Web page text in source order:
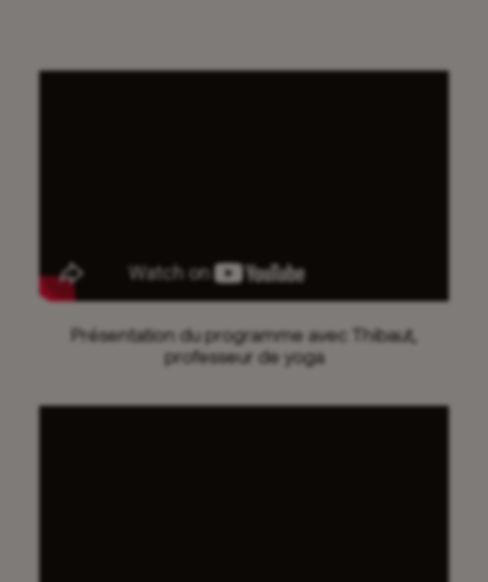
Présentation du programme avec Thibaut,
professeur de yoga